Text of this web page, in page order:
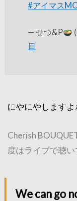
#アイマス
— せつ&P
日
にやにやしますよ
Cherish
度はライブで聴い
We can go